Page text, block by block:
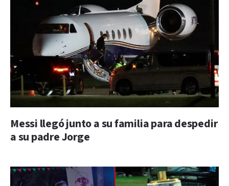
Messi llegó junto a su familia para despedir
a su padre Jorge